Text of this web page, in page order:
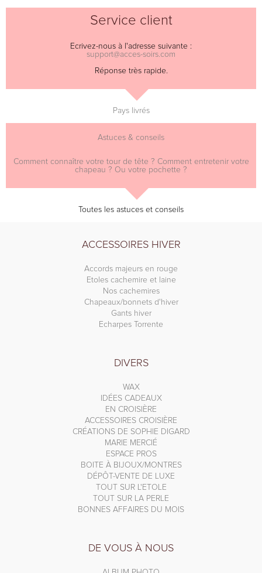
Service client
Ecrivez-nous à l'adresse suivante :
support@acces-soirs.com
Réponse très rapide.
Pays livrés
Astuces & conseils
Comment connaître votre tour de tête ? Comment entretenir votre
chapeau ? Ou votre pochette ?
Toutes les astuces et conseils
ACCESSOIRES HIVER
Accords majeurs en rouge
Etoles cachemire et laine
Nos cachemires
Chapeaux/bonnets d'hiver
Gants hiver
Echarpes Torrente
DIVERS
WAX
IDÉES CADEAUX
EN CROISIÈRE
ACCESSOIRES CROISIÈRE
CRÉATIONS DE SOPHIE DIGARD
MARIE MERCIÉ
ESPACE PROS
BOITE À BIJOUX/MONTRES
DÉPÔT-VENTE DE LUXE
TOUT SUR L'ETOLE
TOUT SUR LA PERLE
BONNES AFFAIRES DU MOIS
DE VOUS À NOUS